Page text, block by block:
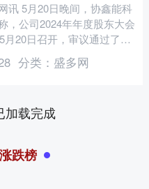
讯 5月20日晚间，协鑫能科
，公司2024年年度股东大会
月20日召开，审议通过了
年度董事会工作报告》
分类： 盛多网
加载完成
跌榜